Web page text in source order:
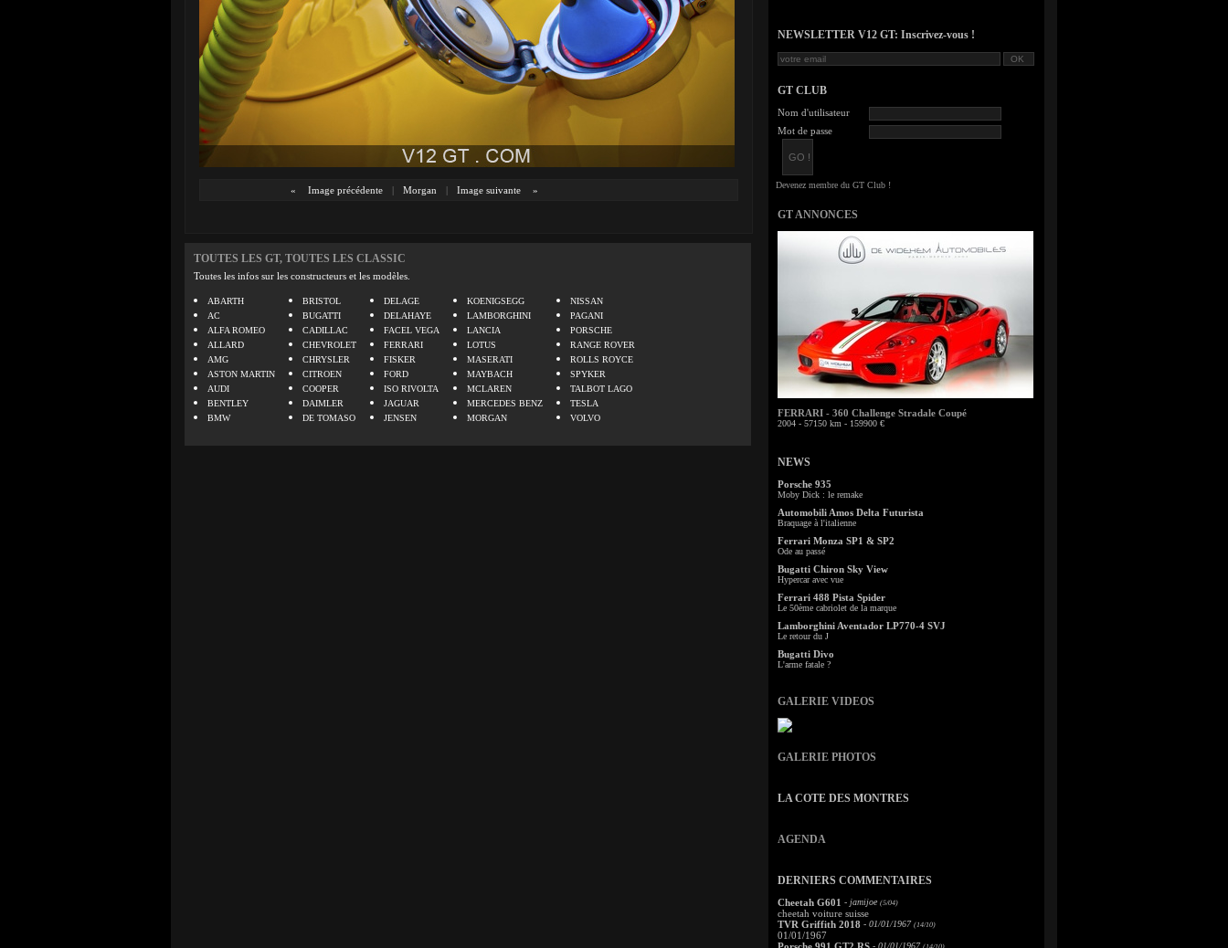
« Image précédente | Morgan | Image suivante »
TOUTES LES GT, TOUTES LES CLASSIC
Toutes les infos sur les constructeurs et les modèles.
ABARTH
AC
ALFA ROMEO
ALLARD
AMG
ASTON MARTIN
AUDI
BENTLEY
BMW
BRISTOL
BUGATTI
CADILLAC
CHEVROLET
CHRYSLER
CITROEN
COOPER
DAIMLER
DE TOMASO
DELAGE
DELAHAYE
FACEL VEGA
FERRARI
FISKER
FORD
ISO RIVOLTA
JAGUAR
JENSEN
KOENIGSEGG
LAMBORGHINI
LANCIA
LOTUS
MASERATI
MAYBACH
MCLAREN
MERCEDES BENZ
MORGAN
NISSAN
PAGANI
PORSCHE
RANGE ROVER
ROLLS ROYCE
SPYKER
TALBOT LAGO
TESLA
VOLVO
NEWSLETTER V12 GT: Inscrivez-vous !
GT CLUB
Nom d'utilisateur
Mot de passe
GT ANNONCES
FERRARI - 360 Challenge Stradale Coupé
2004 - 57150 km - 159900 €
NEWS
Porsche 935
Moby Dick : le remake
Automobili Amos Delta Futurista
Braquage à l'italienne
Ferrari Monza SP1 & SP2
Ode au passé
Bugatti Chiron Sky View
Hypercar avec vue
Ferrari 488 Pista Spider
Le 50ème cabriolet de la marque
Lamborghini Aventador LP770-4 SVJ
Le retour du J
Bugatti Divo
L'arme fatale ?
GALERIE VIDEOS
GALERIE PHOTOS
LA COTE DES MONTRES
AGENDA
DERNIERS COMMENTAIRES
Cheetah G601 - jamijoe (5/04)
cheetah voiture suisse
TVR Griffith 2018 - 01/01/1967 (14/10)
01/01/1967
- 01/01/1967